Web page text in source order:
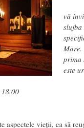
vă
slujba
Mare.
prima
este
aspectele vieții, ca să